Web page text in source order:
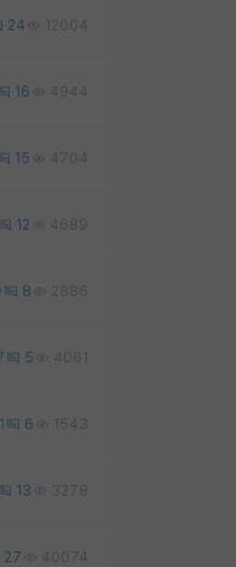
24 12004
16 4944
15 4704
12 4689
8 2886
5 4061
1 6 1543
13 3278
27 40074